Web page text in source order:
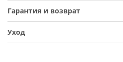
Гарантия и возврат
Уход